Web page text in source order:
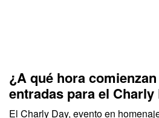
¿A qué hora
entradas para el
El Charly Day, evento en